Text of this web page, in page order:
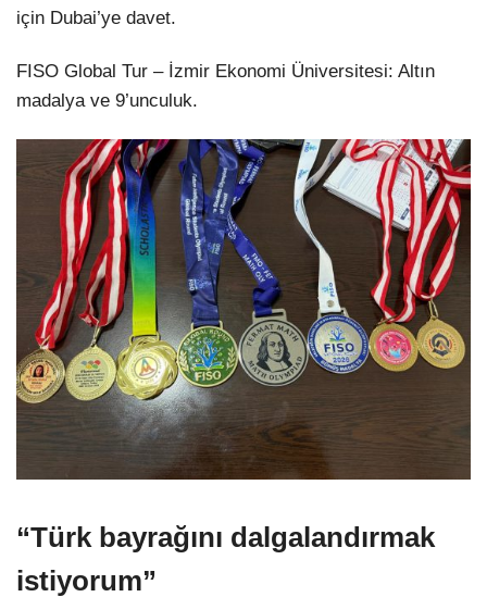
için Dubai’ye davet.
FISO Global Tur – İzmir Ekonomi Üniversitesi: Altın
madalya ve 9’unculuk.
“Türk bayrağını dalgalandırmak
istiyorum”